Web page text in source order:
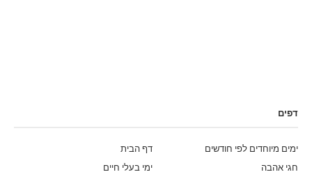
דפים
דף הבית
ימים מיוחדים לפי חודשים
ימי בעלי חיים
חגי אהבה